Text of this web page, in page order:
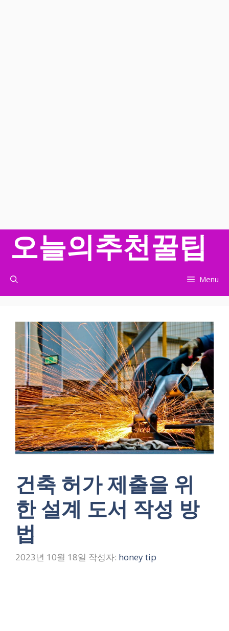
너
오늘의추천꿀팁
Menu
건축 허가 제출을 위
한 설계 도서 작성 방
법
2023년 10월 18일 작성자: honey tip